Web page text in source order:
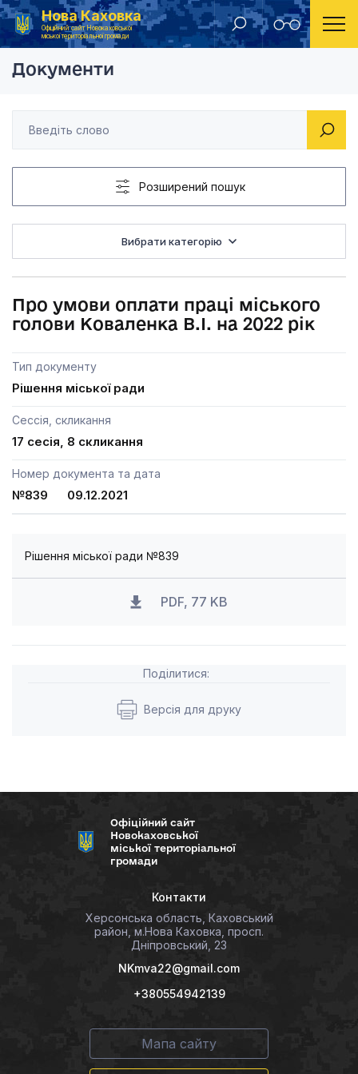
Нова Каховка
Офіційний сайт Новокаховської
міської територіальної громади
Головна Рішення Новокаховської міської ради 2021 рік Про умови оплати
Документи
Розширений пошук
Вибрати категорію
Про умови оплати праці міського
голови Коваленка В.І. на 2022 рік
Тип документу
Рішення міської ради
Сессія, скликання
17 сесія, 8 скликання
Номер документа та дата
№839 09.12.2021
Рішення міської ради №839
PDF, 77 KB
Поділитися:
Версія для друку
Офіційний сайт
Новокаховської
міської територіальної
громади
Контакти
Херсонська область, Каховський
район, м.Нова Каховка, просп.
Дніпровський, 23
NKmva22@gmail.com
+380554942139
Мапа сайту